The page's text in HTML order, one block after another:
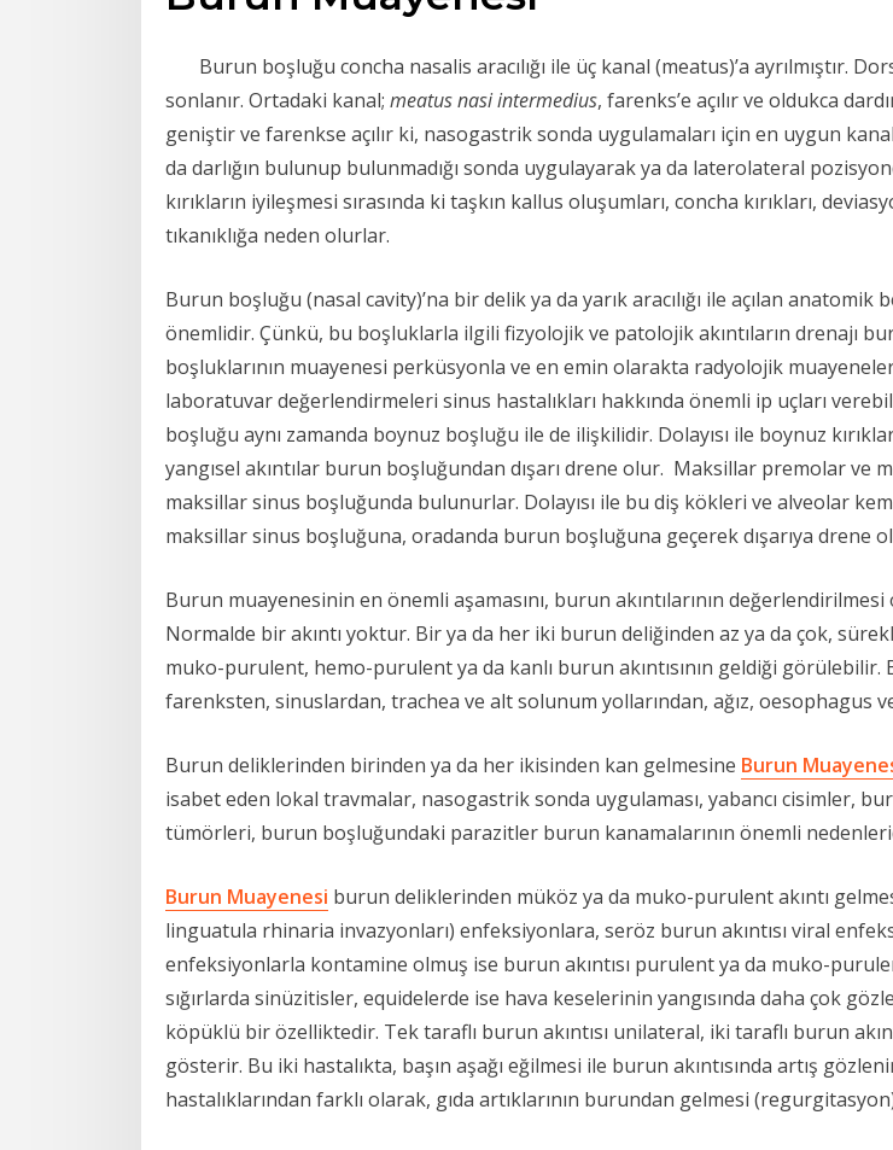
Burun boşluğu concha nasalis aracılığı ile üç kanal (meatus)’a ayrılmıştır.
sonlanır. Ortadaki kanal; meatus nasi intermedius, farenks’e açılır ve oldukca
geniştir ve farenkse açılır ki, nasogastrik sonda uygulamaları için en uygun
da darlığın bulunup bulunmadığı sonda uygulayarak ya da laterolateral
kırıkların iyileşmesi sırasında ki taşkın kallus oluşumları, concha kırıkları,
tıkanıklığa neden olurlar.
Burun boşluğu (nasal cavity)’na bir delik ya da yarık aracılığı ile açılan
önemlidir. Çünkü, bu boşluklarla ilgili fizyolojik ve patolojik akıntıların drenajı
boşluklarının muayenesi perküsyonla ve en emin olarakta radyolojik
laboratuvar değerlendirmeleri sinus hastalıkları hakkında önemli ip uçları
boşluğu aynı zamanda boynuz boşluğu ile de ilişkilidir. Dolayısı ile boynuz
yangısel akıntılar burun boşluğundan dışarı drene olur. Maksillar premolar
maksillar sinus boşluğunda bulunurlar. Dolayısı ile bu diş kökleri ve alveolar
maksillar sinus boşluğuna, oradanda burun boşluğuna geçerek dışarıya drene
Burun muayenesinin en önemli aşamasını, burun akıntılarının
Normalde bir akıntı yoktur. Bir ya da her iki burun deliğinden az ya da çok,
muko-purulent, hemo-purulent ya da kanlı burun akıntısının geldiği
farenksten, sinuslardan, trachea ve alt solunum yollarından, ağız, oesophagus
Burun deliklerinden birinden ya da her ikisinden kan gelmesine Burun
isabet eden lokal travmalar, nasogastrik sonda uygulaması, yabancı cisimler,
tümörleri, burun boşluğundaki parazitler burun kanamalarının önemli
Burun Muayenesi burun deliklerinden müköz ya da muko-purulent akıntı
linguatula rhinaria invazyonları) enfeksiyonlara, seröz burun akıntısı viral
enfeksiyonlarla kontamine olmuş ise burun akıntısı purulent ya da muko-
sığırlarda sinüzitisler, equidelerde ise hava keselerinin yangısında daha çok
köpüklü bir özelliktedir. Tek taraflı burun akıntısı unilateral, iki taraflı burun
gösterir. Bu iki hastalıkta, başın aşağı eğilmesi ile burun akıntısında artış
hastalıklarından farklı olarak, gıda artıklarının burundan gelmesi